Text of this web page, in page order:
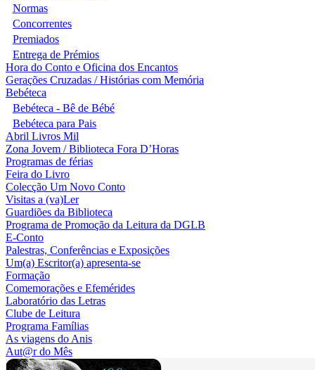
Normas
Concorrentes
Premiados
Entrega de Prémios
Hora do Conto e Oficina dos Encantos
Gerações Cruzadas / Histórias com Memória
Bebéteca
Bebéteca - Bê de Bébé
Bebéteca para Pais
Abril Livros Mil
Zona Jovem / Biblioteca Fora D’Horas
Programas de férias
Feira do Livro
Colecção Um Novo Conto
Visitas a (va)Ler
Guardiões da Biblioteca
Programa de Promoção da Leitura da DGLB
E-Conto
Palestras, Conferências e Exposições
Um(a) Escritor(a) apresenta-se
Formação
Comemorações e Efemérides
Laboratório das Letras
Clube de Leitura
Programa Famílias
As viagens do Anis
Aut@r do Mês